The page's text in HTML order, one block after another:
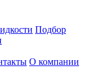
Подбор
О компании